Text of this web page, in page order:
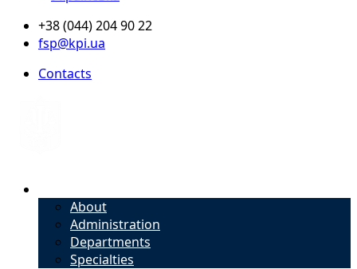
+38 (044) 204 90 22
fsp@kpi.ua
Contacts
About
Administration
Departments
Specialties